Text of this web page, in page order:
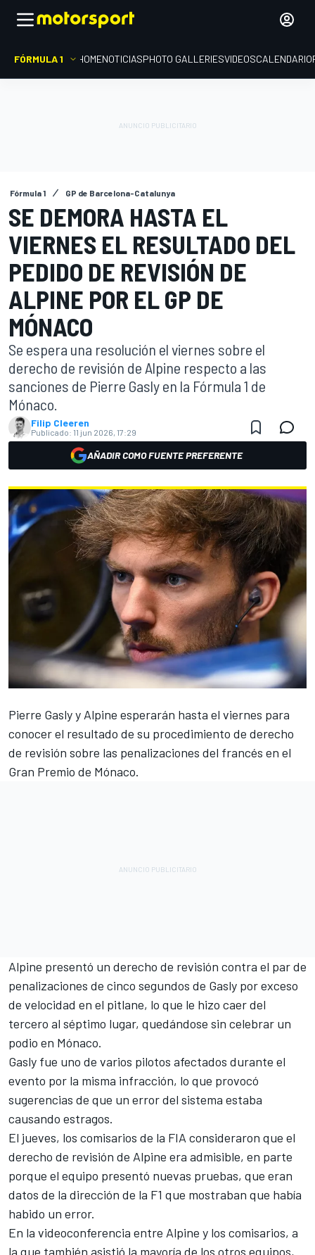
FÓRMULA 1 HOMENOTICIASPHOTO GALLERIESVIDEOSCALENDARIO
Fórmula 1 GP de Barcelona-Catalunya
SE DEMORA HASTA EL
VIERNES EL RESULTADO DEL
PEDIDO DE REVISIÓN DE
ALPINE POR EL GP DE
MÓNACO
Se espera una resolución el viernes sobre el
derecho de revisión de Alpine respecto a las
sanciones de Pierre Gasly en la Fórmula 1 de
Mónaco.
Filip Cleeren
Publicado: 11 jun 2026, 17:29
AÑADIR COMO FUENTE PREFERENTE
Pierre Gaslyy Alpine esperarán hasta el viernes para
conocer el resultado de su procedimiento de derecho
de revisión sobre las penalizaciones del francés en el
Gran Premio de Mónaco.
Alpine presentó un derecho de revisión contra el par de
penalizaciones de cinco segundos de Gasly por exceso
de velocidad en el pitlane, lo que le hizo caer del
tercero al séptimo lugar, quedándose sin celebrar un
podio en Mónaco.
Gasly fue uno de varios pilotos afectados durante el
evento por la misma infracción, lo que provocó
sugerencias de que un error del sistema estaba
causando estragos.
El jueves, los comisarios de la FIA consideraron que el
derecho de revisión de Alpine era admisible, en parte
porque el equipo presentó nuevas pruebas, que eran
datos de la dirección de la F1 que mostraban que había
habido un error.
En la videoconferencia entre Alpine y los comisarios, a
la que también asistió la mayoría de los otros equipos,